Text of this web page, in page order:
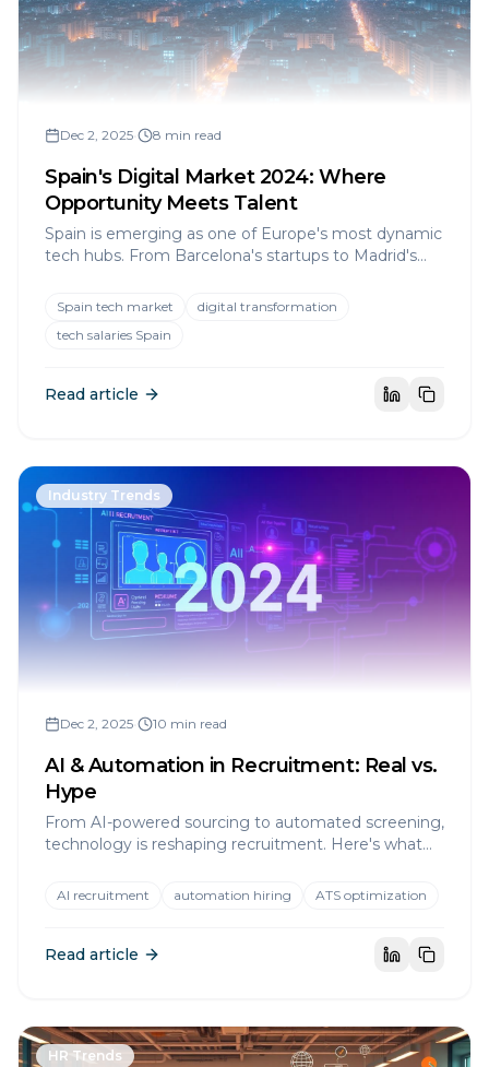
Dec 2, 2025 8 min read
Spain's Digital Market 2024: Where
Opportunity Meets Talent
Spain is emerging as one of Europe's most dynamic
tech hubs. From Barcelona's startups to Madrid's
Spain tech market
digital transformation
tech salaries Spain
Read article
Industry Trends
Dec 2, 2025 10 min read
AI & Automation in Recruitment: Real vs.
Hype
From AI-powered sourcing to automated screening,
technology is reshaping recruitment. Here's what
AI recruitment automation hiring ATS optimization
Read article
HR Trends